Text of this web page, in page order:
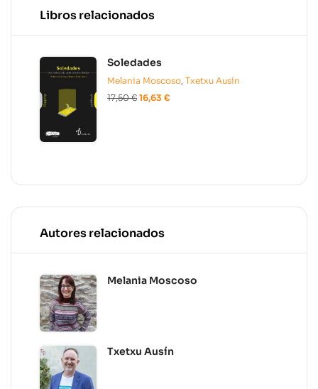
Libros relacionados
Soledades
Melania Moscoso, Txetxu Ausín
17,50€ 16,63 €
Autores relacionados
Melania Moscoso
Txetxu Ausín